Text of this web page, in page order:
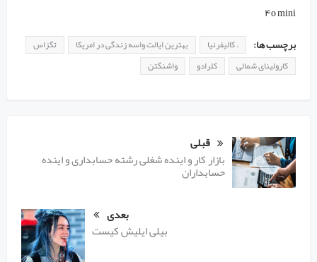
۴o mini
برچسب ها:
. کالیفرنیا بهترین ایالت واسه زندگی در امریکا
تگزاس
کارولینای شمالی
کلرادو واشنگتن
قبلی
بازار کار و اینده شغلی رشته حسابداری و اینده
حسابداران
بعدی
بیلی ایلیش کیست